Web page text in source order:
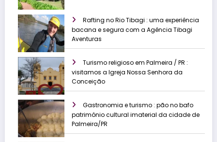
Rafting no Rio Tibagi : uma experiência
bacana e segura com a Agência Tibagi
Aventuras
Turismo religioso em Palmeira / PR :
visitamos a Igreja Nossa Senhora da
Conceição
Gastronomia e turismo : pão no bafo
patrimônio cultural imaterial da cidade de
Palmeira/PR